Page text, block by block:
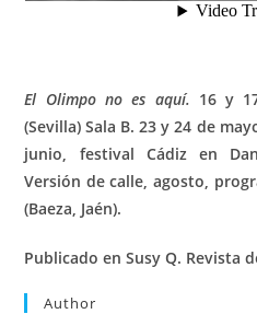
El Olimpo no es aquí. 16 y
(Sevilla) Sala B. 23 y 24 de
junio, festival Cádiz en
Versión de calle, agosto,
(Baeza, Jaén).
Publicado en Susy Q. Revista
Author